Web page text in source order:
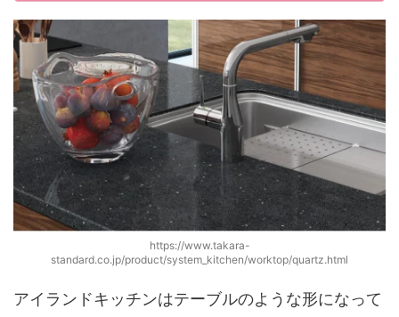
https://www.takara-
standard.co.jp/product/system_kitchen/worktop/quartz.html
アイランドキッチンはテーブルのような形になって